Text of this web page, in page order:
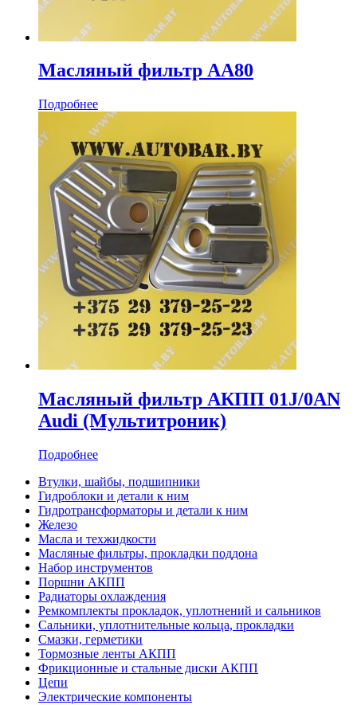
Масляный фильтр AA80
Подробнее
Масляный фильтр АКПП 01J/0AN
Audi (Мультитроник)
Подробнее
Втулки, шайбы, подшипники
Гидроблоки и детали к ним
Гидротрансформаторы и детали к ним
Железо
Масла и техжидкости
Масляные фильтры, прокладки поддона
Набор инструментов
Поршни АКПП
Радиаторы охлаждения
Ремкомплекты прокладок, уплотнений и сальников
Сальники, уплотнительные кольца, прокладки
Смазки, герметики
Тормозные ленты АКПП
Фрикционные и стальные диски АКПП
Цепи
Электрические компоненты